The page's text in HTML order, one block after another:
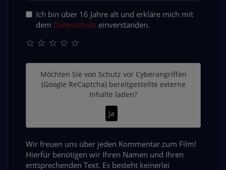
Ich bin über 16 Jahre alt und erkläre mich mit
dem Datenschutz einverstanden.
☆
☆
☆
☆
☆
Möchten Sie von Schutz vor Cyberangriffen
(Google ReCaptcha)bereitgestellte externe
Inhalte laden?
Ja
Wir freuen uns über jeden Kommentar zum Film!
Hierfür benötigen wir Ihren Namen und Ihren
entsprechenden Text. Es besteht keinerlei